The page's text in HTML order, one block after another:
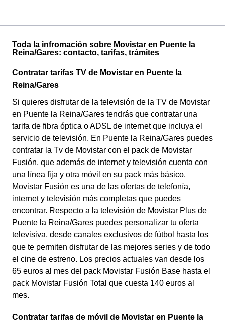
Toda la infromación sobre Movistar en Puente la
Reina/Gares: contacto, tarifas, trámites
Contratar tarifas TV de Movistar en Puente la
Reina/Gares
Si quieres disfrutar de la televisión de la TV de Movistar
en Puente la Reina/Gares tendrás que contratar una
tarifa de fibra óptica o ADSL de internet que incluya el
servicio de televisión. En Puente la Reina/Gares puedes
contratar la Tv de Movistar con el pack de Movistar
Fusión, que además de internet y televisión cuenta con
una línea fija y otra móvil en su pack más básico.
Movistar Fusión es una de las ofertas de telefonía,
internet y televisión más completas que puedes
encontrar. Respecto a la televisión de Movistar Plus de
Puente la Reina/Gares puedes personalizar tu oferta
televisiva, desde canales exclusivos de fútbol hasta los
que te permiten disfrutar de las mejores series y de todo
el cine de estreno. Los precios actuales van desde los
65 euros al mes del pack Movistar Fusión Base hasta el
pack Movistar Fusión Total que cuesta 140 euros al
mes.
Contratar tarifas de móvil de Movistar en Puente la